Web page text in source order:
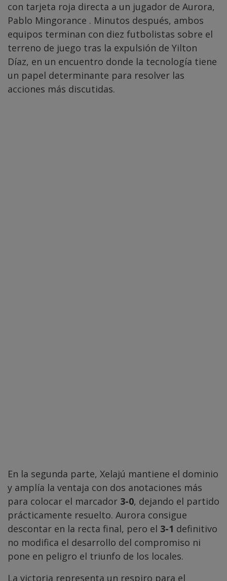
con tarjeta roja directa a un jugador de Aurora,
Pablo Mingorance . Minutos después, ambos
equipos terminan con diez futbolistas sobre el
terreno de juego tras la expulsión de Yilton
Díaz, en un encuentro donde la tecnología tiene
un papel determinante para resolver las
acciones más discutidas.
En la segunda parte, Xelajú mantiene el dominio
y amplía la ventaja con dos anotaciones más
para colocar el marcador 3-0, dejando el partido
prácticamente resuelto. Aurora consigue
descontar en la recta final, pero el 3-1 definitivo
no modifica el desarrollo del compromiso ni
pone en peligro el triunfo de los locales.
La victoria representa un respiro para el